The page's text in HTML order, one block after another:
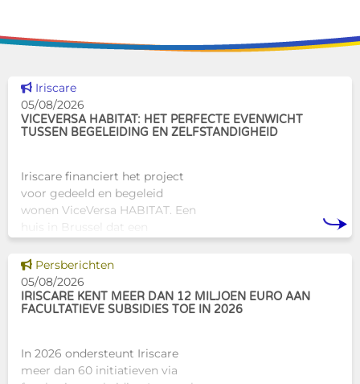
Dit nieuws tonen
Iriscare
05/08/2026
VICEVERSA HABITAT: HET PERFECTE EVENWICHT
TUSSEN BEGELEIDING EN ZELFSTANDIGHEID
Iriscare financiert het project
voor gedeeld en begeleid
wonen ViceVersa HABITAT. Een
huis in Brussel dat een
alternatief biedt voor de
traditionele
huisvestingsstructuren v
Dit nieuws tonen
Persberichten
05/08/2026
IRISCARE KENT MEER DAN 12 MILJOEN EURO AAN
FACULTATIEVE SUBSIDIES TOE IN 2026
In 2026 ondersteunt Iriscare
meer dan 60 initiatieven via